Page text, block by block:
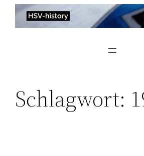
Zum
Inhalt
Schlagwort: